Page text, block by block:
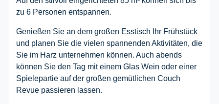
zu 6 Personen entspannen.
Genießen Sie an dem großen Esstisch Ihr Frühstück
und planen Sie die vielen spannenden Aktivitäten, die
Sie im Harz unternehmen können. Auch abends
können Sie den Tag mit einem Glas Wein oder einer
Spielepartie auf der großen gemütlichen Couch
Revue passieren lassen.